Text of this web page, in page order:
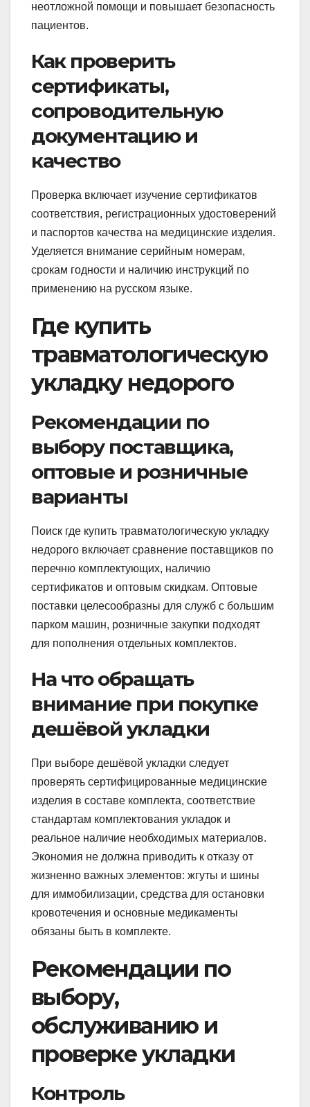
неотложной помощи и повышает безопасность
пациентов.
Как проверить
сертификаты,
сопроводительную
документацию и
качество
Проверка включает изучение сертификатов
соответствия, регистрационных удостоверений
и паспортов качества на медицинские изделия.
Уделяется внимание серийным номерам,
срокам годности и наличию инструкций по
применению на русском языке.
Где купить
травматологическую
укладку недорого
Рекомендации по
выбору поставщика,
оптовые и розничные
варианты
Поиск где купить травматологическую укладку
недорого включает сравнение поставщиков по
перечню комплектующих, наличию
сертификатов и оптовым скидкам. Оптовые
поставки целесообразны для служб с большим
парком машин, розничные закупки подходят
для пополнения отдельных комплектов.
На что обращать
внимание при покупке
дешёвой укладки
При выборе дешёвой укладки следует
проверять сертифицированные медицинские
изделия в составе комплекта, соответствие
стандартам комплектования укладок и
реальное наличие необходимых материалов.
Экономия не должна приводить к отказу от
жизненно важных элементов: жгуты и шины
для иммобилизации, средства для остановки
кровотечения и основные медикаменты
обязаны быть в комплекте.
Рекомендации по
выбору,
обслуживанию и
проверке укладки
Контроль